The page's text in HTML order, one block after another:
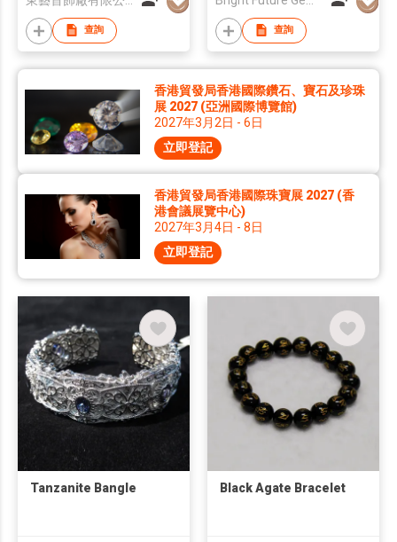
查詢 查詢
香港貿發局香港國際鑽石、寶石及珍珠
展 2027 (亞洲國際博覽館)
2027年3月2日 - 6日
立即登記
香港貿發局香港國際珠寶展 2027 (香
港會議展覽中心)
2027年3月4日 - 8日
立即登記
Tanzanite Bangle Black Agate Bracelet